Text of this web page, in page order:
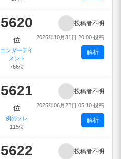
5620
位
エンターテイ
メント
766位
投稿者不明
2025年10月31日 20:00 投稿
解析
5621
位
例のソレ
115位
投稿者不明
2025年06月22日 05:10 投稿
解析
5622 投稿者不明